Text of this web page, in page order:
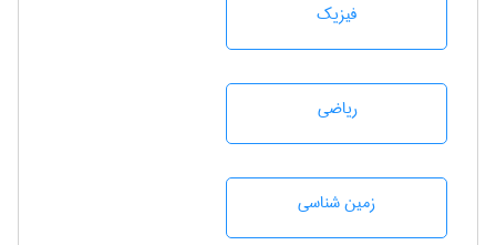
فیزیک
رياضی
زمين شناسی